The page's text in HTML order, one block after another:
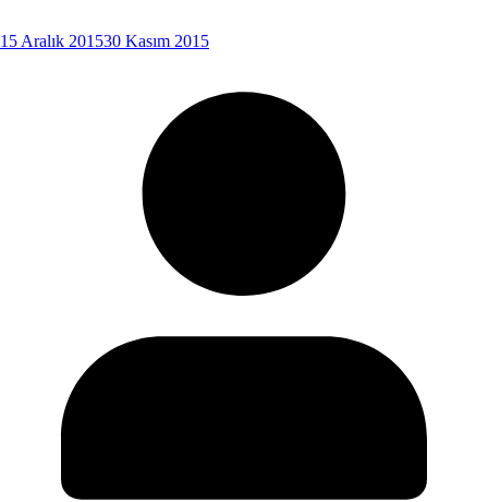
15 Aralık 201530 Kasım 2015